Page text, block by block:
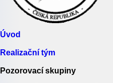
Úvod
Realizační tým
Pozorovací skupiny